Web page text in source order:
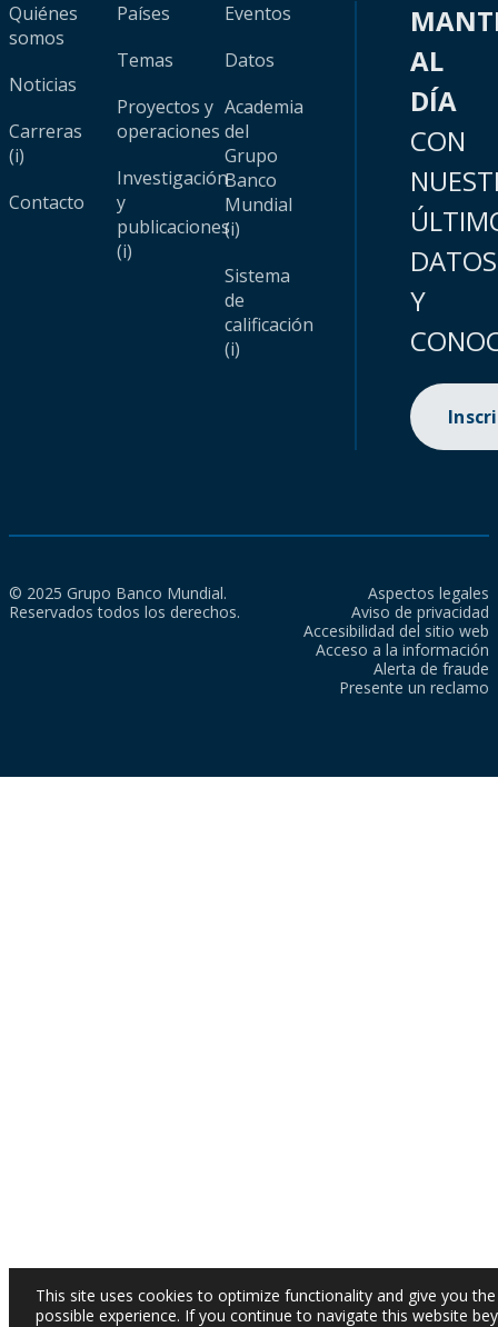
Quiénes
somos
Noticias
Carreras
(i)
Contacto
Países
Temas
Proyectos y
operaciones
Investigación
y
publicaciones
(i)
Eventos
Datos
Academia
del
Grupo
Banco
Mundial
(i)
Sistema
de
calificación
(i)
AL
DÍA
CON
DATOS
Y
© 2025 Grupo Banco Mundial.
Reservados todos los derechos.
Aspectos legales
Aviso de privacidad
Accesibilidad del sitio web
Acceso a la información
Alerta de fraude
Presente un reclamo
This site uses cookies to optimize functionality and give you
possible experience. If you continue to navigate this website